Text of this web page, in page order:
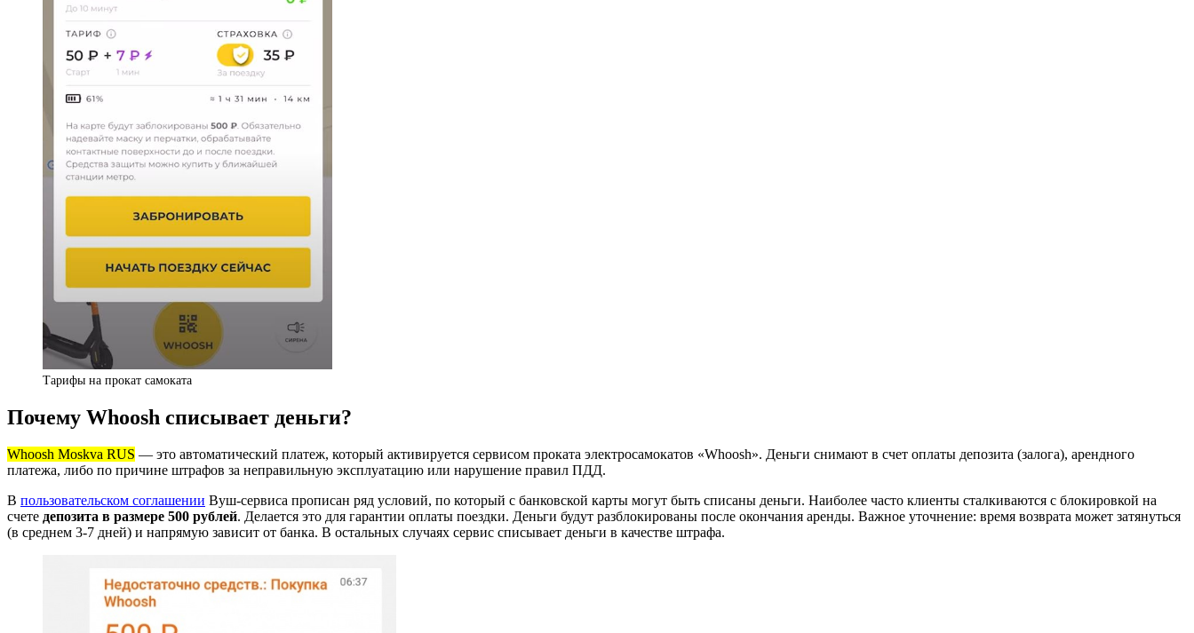
Тарифы на прокат самоката
Почему Whoosh списывает деньги?
Whoosh Moskva RUS — это автоматический платеж, который активируется сервисом проката электросамокатов «Whoosh». Деньги снимают в счет оплаты депозита (залога), арендного
платежа, либо по причине штрафов за неправильную эксплуатацию или нарушение правил ПДД.
В пользовательском соглашении Вуш-сервиса прописан ряд условий, по который с банковской карты могут быть списаны деньги. Наиболее часто клиенты сталкиваются с блокировкой на
счете депозита в размере 500 рублей. Делается это для гарантии оплаты поездки. Деньги будут разблокированы после окончания аренды. Важное уточнение: время возврата может затянуться
(в среднем 3-7 дней) и напрямую зависит от банка. В остальных случаях сервис списывает деньги в качестве штрафа.